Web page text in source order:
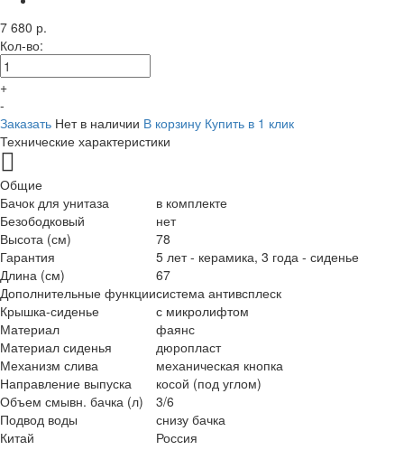
7 680 р.
Кол-во:
+
-
Заказать Нет в наличии В корзину Купить в 1 клик
Технические характеристики
Общие
Бачок для унитаза
в комплекте
Безободковый
нет
Высота (см)
78
Гарантия
5 лет - керамика, 3 года - сиденье
Длина (см)
67
Дополнительные функциисистема антивсплеск
Крышка-сиденье
с микролифтом
Материал
фаянс
Материал сиденья
дюропласт
Механизм слива
механическая кнопка
Направление выпуска
косой (под углом)
Объем смывн. бачка (л)
3/6
Подвод воды
снизу бачка
Китай
Россия